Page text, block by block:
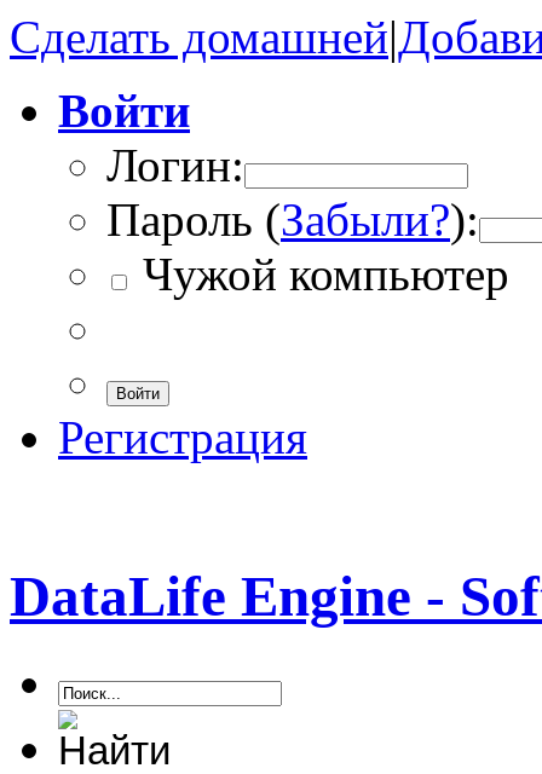
Сделать домашней|
Войти
Логин:
Пароль (Забыли?):
Чужой компьютер
Войти
Регистрация
DataLife Engine -